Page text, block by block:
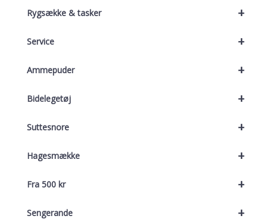
+
Rygsække & tasker
+
Service
+
Ammepuder
+
Bidelegetøj
+
Suttesnore
+
Hagesmække
+
Fra 500 kr
+
Sengerande